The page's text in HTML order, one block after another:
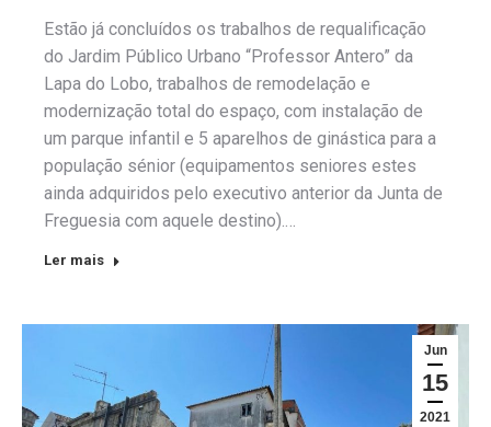
Estão já concluídos os trabalhos de requalificação
do Jardim Público Urbano “Professor Antero” da
Lapa do Lobo, trabalhos de remodelação e
modernização total do espaço, com instalação de
um parque infantil e 5 aparelhos de ginástica para a
população sénior (equipamentos seniores estes
ainda adquiridos pelo executivo anterior da Junta de
Freguesia com aquele destino).…
Ler mais
Jun
15
2021